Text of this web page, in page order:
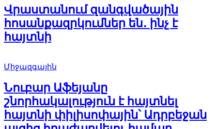
Վրաստանում զանգվածային
հոսանքազրկումներ են․ ինչ է
հայտնի
Միջազգային
Նուբար Աֆեյանը
շնորհակալություն է հայտնել
հայտնի փիլիսոփային՝ Ադրբեջան